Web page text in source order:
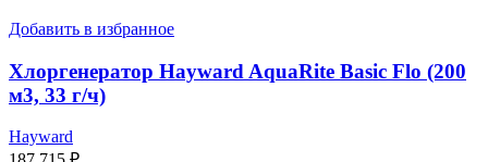
Добавить в избранное
Хлоргенератор Hayward AquaRite Basic Flo (200
м3, 33 г/ч)
Hayward